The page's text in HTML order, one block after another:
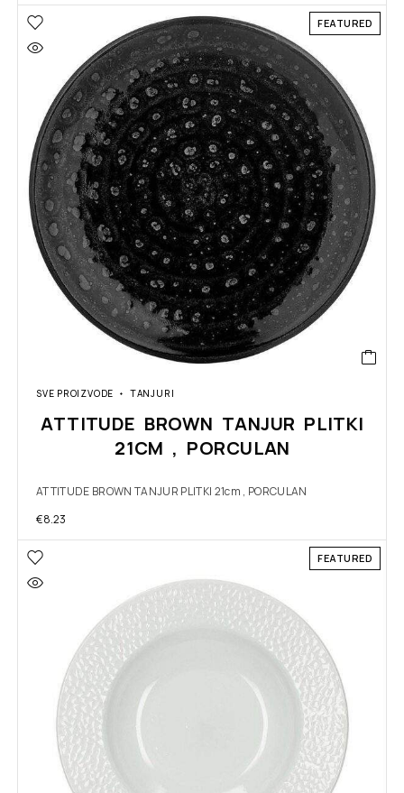
FEATURED
SVE PROIZVODE TANJURI
ATTITUDE BROWN TANJUR PLITKI
21CM , PORCULAN
ATTITUDE BROWN TANJUR PLITKI 21cm , PORCULAN
€8.23
FEATURED